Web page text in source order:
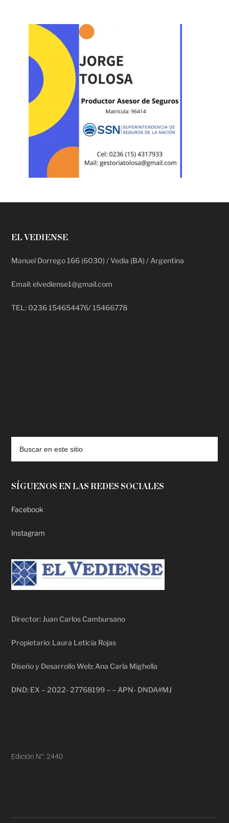
EL VEDIENSE
Manuel Dorrego 166 (6030) / Vedia (BA) / Argentina
Email: elvediense1@gmail.com
TEL: 0236 154654476/ 15466778
SÍGUENOS EN LAS REDES SOCIALES
Facebook
Instagram
Director: Juan Carlos Cambursano
Propietario: Laura Leticia Rojas
Diseño y Desarrollo Web: Ana Carla Mighella
DND: EX – 2022- 27768199 – – APN- DNDA#MJ
Edición N°: 2440